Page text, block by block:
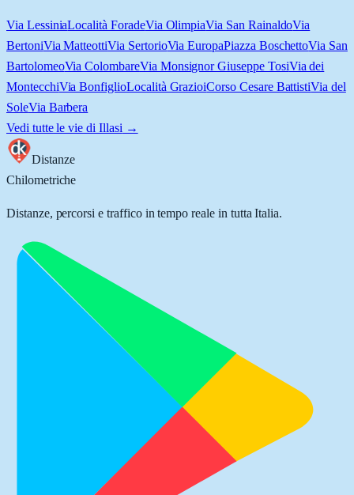
Via LessiniaLocalità ForadeVia OlimpiaVia San RainaldoVia
BertoniVia MatteottiVia SertorioVia EuropaPiazza BoschettoVia San
BartolomeoVia ColombareVia Monsignor Giuseppe TosiVia dei
MontecchiVia BonfiglioLocalità GrazioiCorso Cesare BattistiVia del
SoleVia Barbera
Vedi tutte le vie di Illasi →
Distanze
Chilometriche
Distanze, percorsi e traffico in tempo reale in tutta Italia.